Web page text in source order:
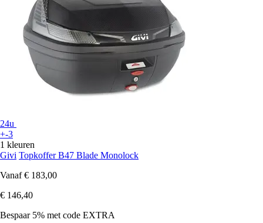
24u
+-3
1 kleuren
Givi Topkoffer B47 Blade Monolock
Vanaf € 183,00
€ 146,40
Bespaar 5% met code EXTRA